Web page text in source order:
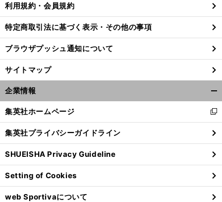
利用規約・会員規約
特定商取引法に基づく表示・その他の事項
ブラウザプッシュ通知について
サイトマップ
企業情報
閉
る
集英社ホームページ
新
し
い
ウ
ィ
ン
ド
ウ
で
集英社プライバシーガイドライン
SHUEISHA Privacy Guideline
Setting of Cookies
web Sportivaについて